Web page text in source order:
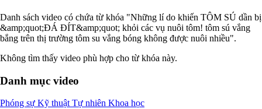
Danh sách video có chứa từ khóa "Những lí do khiến TÔM SÚ dần bị
&amp;quot;ĐÁ ĐÍT&amp;quot; khỏi các vụ nuôi tôm! tôm sú vắng
bắng trên thị trường tôm su vắng bóng không được nuôi nhiều".
Không tìm thấy video phù hợp cho từ khóa này.
Danh mục video
Phóng sự Kỹ thuật Tự nhiên Khoa học